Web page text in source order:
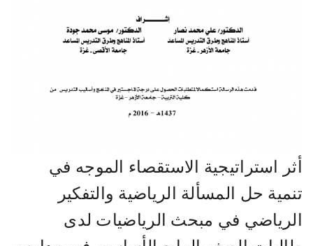
أثر استراتيجية الاستقصاء الموجه في
تنمية حل المسألة الرياضية والتفكير
الرياضي في مبحث الرياضيات لدى